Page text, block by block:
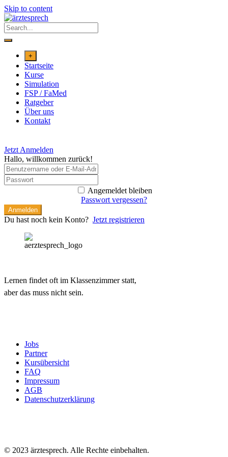
Skip to content
+
Startseite
Kurse
Simulation
FSP / FaMed
Ratgeber
Über uns
Kontakt
Jetzt Anmelden
Hallo, willkommen zurück!
Angemeldet bleiben
Passwort vergessen?
Anmelden
Du hast noch kein Konto? Jetzt registrieren
Lernen findet oft im Klassenzimmer statt,
aber das muss nicht sein.
Jobs
Partner
Kursübersicht
FAQ
Impressum
AGB
Datenschutzerklärung
© 2023 ärztesprech. Alle Rechte einbehalten.